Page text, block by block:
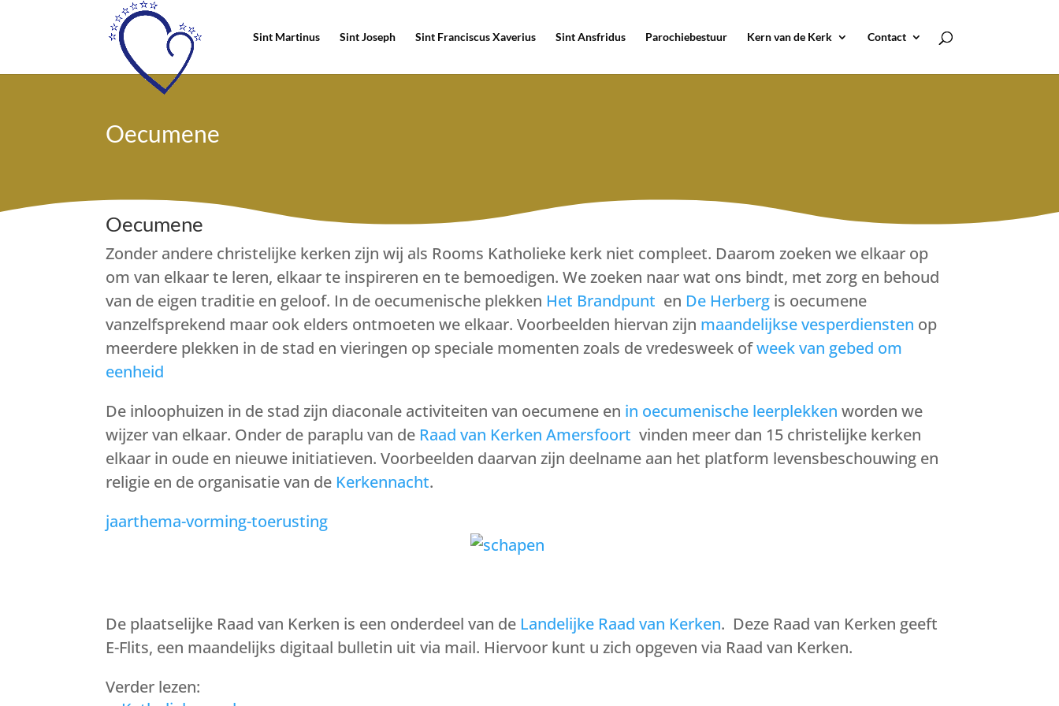
Sint Martinus Sint Joseph Sint Franciscus Xaverius Sint Ansfridus Parochiebestuur Kern van de Kerk Contact
Oecumene
Oecumene
Zonder andere christelijke kerken zijn wij als Rooms Katholieke kerk niet compleet. Daarom zoeken we elkaar op
om van elkaar te leren, elkaar te inspireren en te bemoedigen. We zoeken naar wat ons bindt, met zorg en behoud
van de eigen traditie en geloof. In de oecumenische plekken Het Brandpunt en De Herberg is oecumene
vanzelfsprekend maar ook elders ontmoeten we elkaar. Voorbeelden hiervan zijn maandelijkse vesperdiensten op
meerdere plekken in de stad en vieringen op speciale momenten zoals de vredesweek ofweek van gebed om
eenheid
De inloophuizen in de stadzijn diaconale activiteiten van oecumene en in oecumenische leerplekken worden we
wijzer van elkaar. Onder de paraplu van de Raad van Kerken Amersfoort vinden meer dan 15 christelijke kerken
elkaar in oude en nieuwe initiatieven. Voorbeelden daarvan zijn deelname aan het platform levensbeschouwing en
religie en de organisatie van de Kerkennacht.
jaarthema-vorming-toerusting
De plaatselijke Raad van Kerken is een onderdeel van de Landelijke Raad van Kerken. Deze Raad van Kerken geeft
E-Flits, een maandelijks digitaal bulletin uit via mail. Hiervoor kunt u zich opgeven via Raad van Kerken.
Verder lezen: